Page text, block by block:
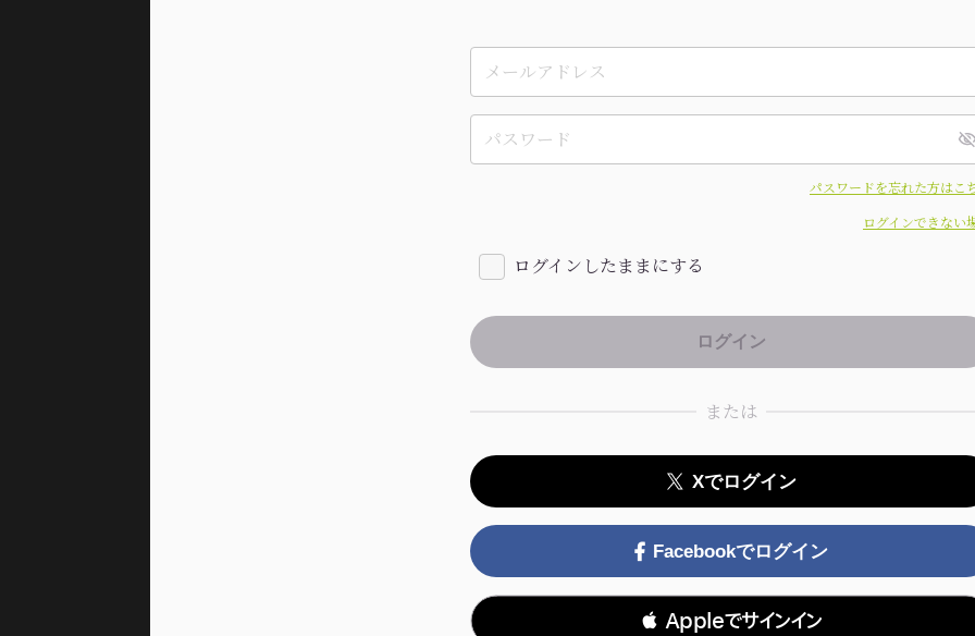
パスワードを忘れた方はこ
ログインできない
ログインしたままにする
または
Xでログイン
Facebookでログイン
 Appleでサインイン